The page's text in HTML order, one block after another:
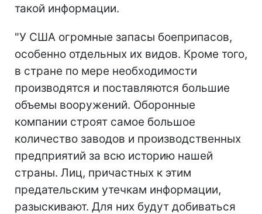
такой информации.
"У США огромные запасы боеприпасов,
особенно отдельных их видов. Кроме того,
в стране по мере необходимости
производятся и поставляются большие
объемы вооружений. Оборонные
компании строят самое большое
количество заводов и производственных
предприятий за всю историю нашей
страны. Лиц, причастных к этим
предательским утечкам информации,
разыскивают. Для них будут добиваться